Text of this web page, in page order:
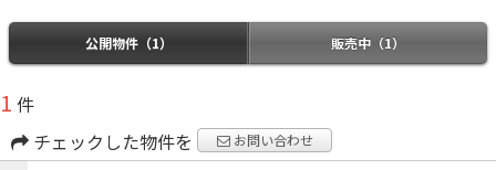
公開物件（1） 販売中（1）
1 件
チェックした物件を
お問い合わせ